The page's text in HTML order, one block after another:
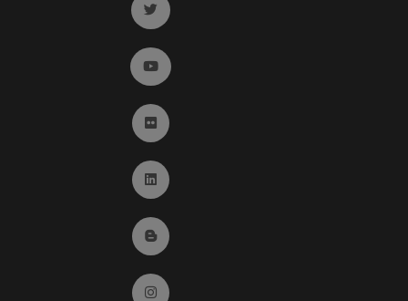
Ir a twitter (abre en ventana nueva)
Ir a YouTube (abre en ventana nueva)
Ir a Flickr (abre en ventana nueva)
Ir a Linkedin (abre en ventana nueva)
Ir al Blog (abre en ventana nueva)
Ir a Instagram (abre en ventana nueva)